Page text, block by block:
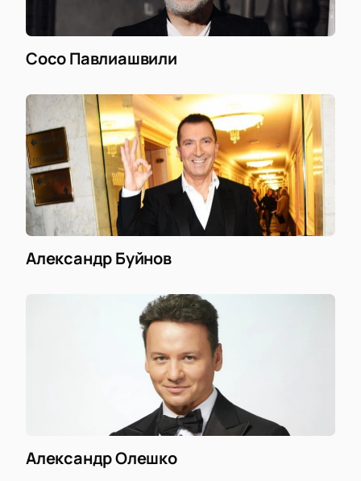
Сосо Павлиашвили
Александр Буйнов
Александр Олешко